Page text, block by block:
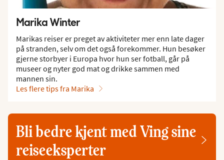
Marika Winter
Marikas reiser er preget av aktiviteter mer enn late dager
på stranden, selv om det også forekommer. Hun besøker
gjerne storbyer i Europa hvor hun ser fotball, går på
museer og nyter god mat og drikke sammen med
mannen sin.
Les flere tips fra Marika
Bli bedre kjent med Ving sine
reiseeksperter